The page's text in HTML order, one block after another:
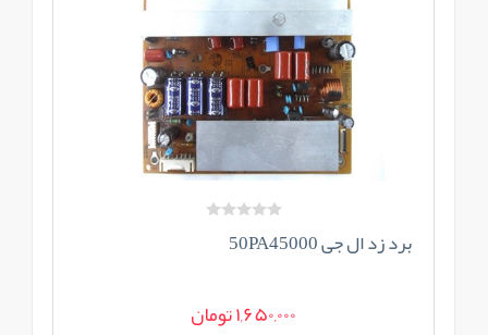
برد زد ال جی 50PA45000
1,650,000 تومان